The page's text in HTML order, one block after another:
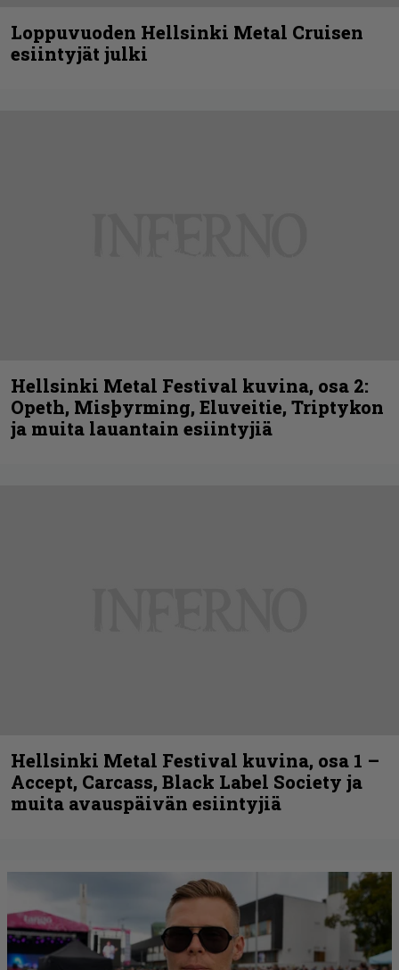
Loppuvuoden Hellsinki Metal Cruisen
esiintyjät julki
Hellsinki Metal Festival kuvina, osa 2:
Opeth, Misþyrming, Eluveitie, Triptykon
ja muita lauantain esiintyjiä
Hellsinki Metal Festival kuvina, osa 1 –
Accept, Carcass, Black Label Society ja
muita avauspäivän esiintyjiä